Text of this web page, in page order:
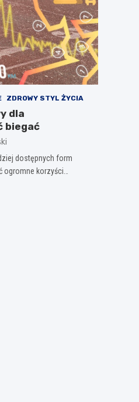
ZDROWY STYL ŻYCIA
dla
biegać
dostępnych form
korzyści…